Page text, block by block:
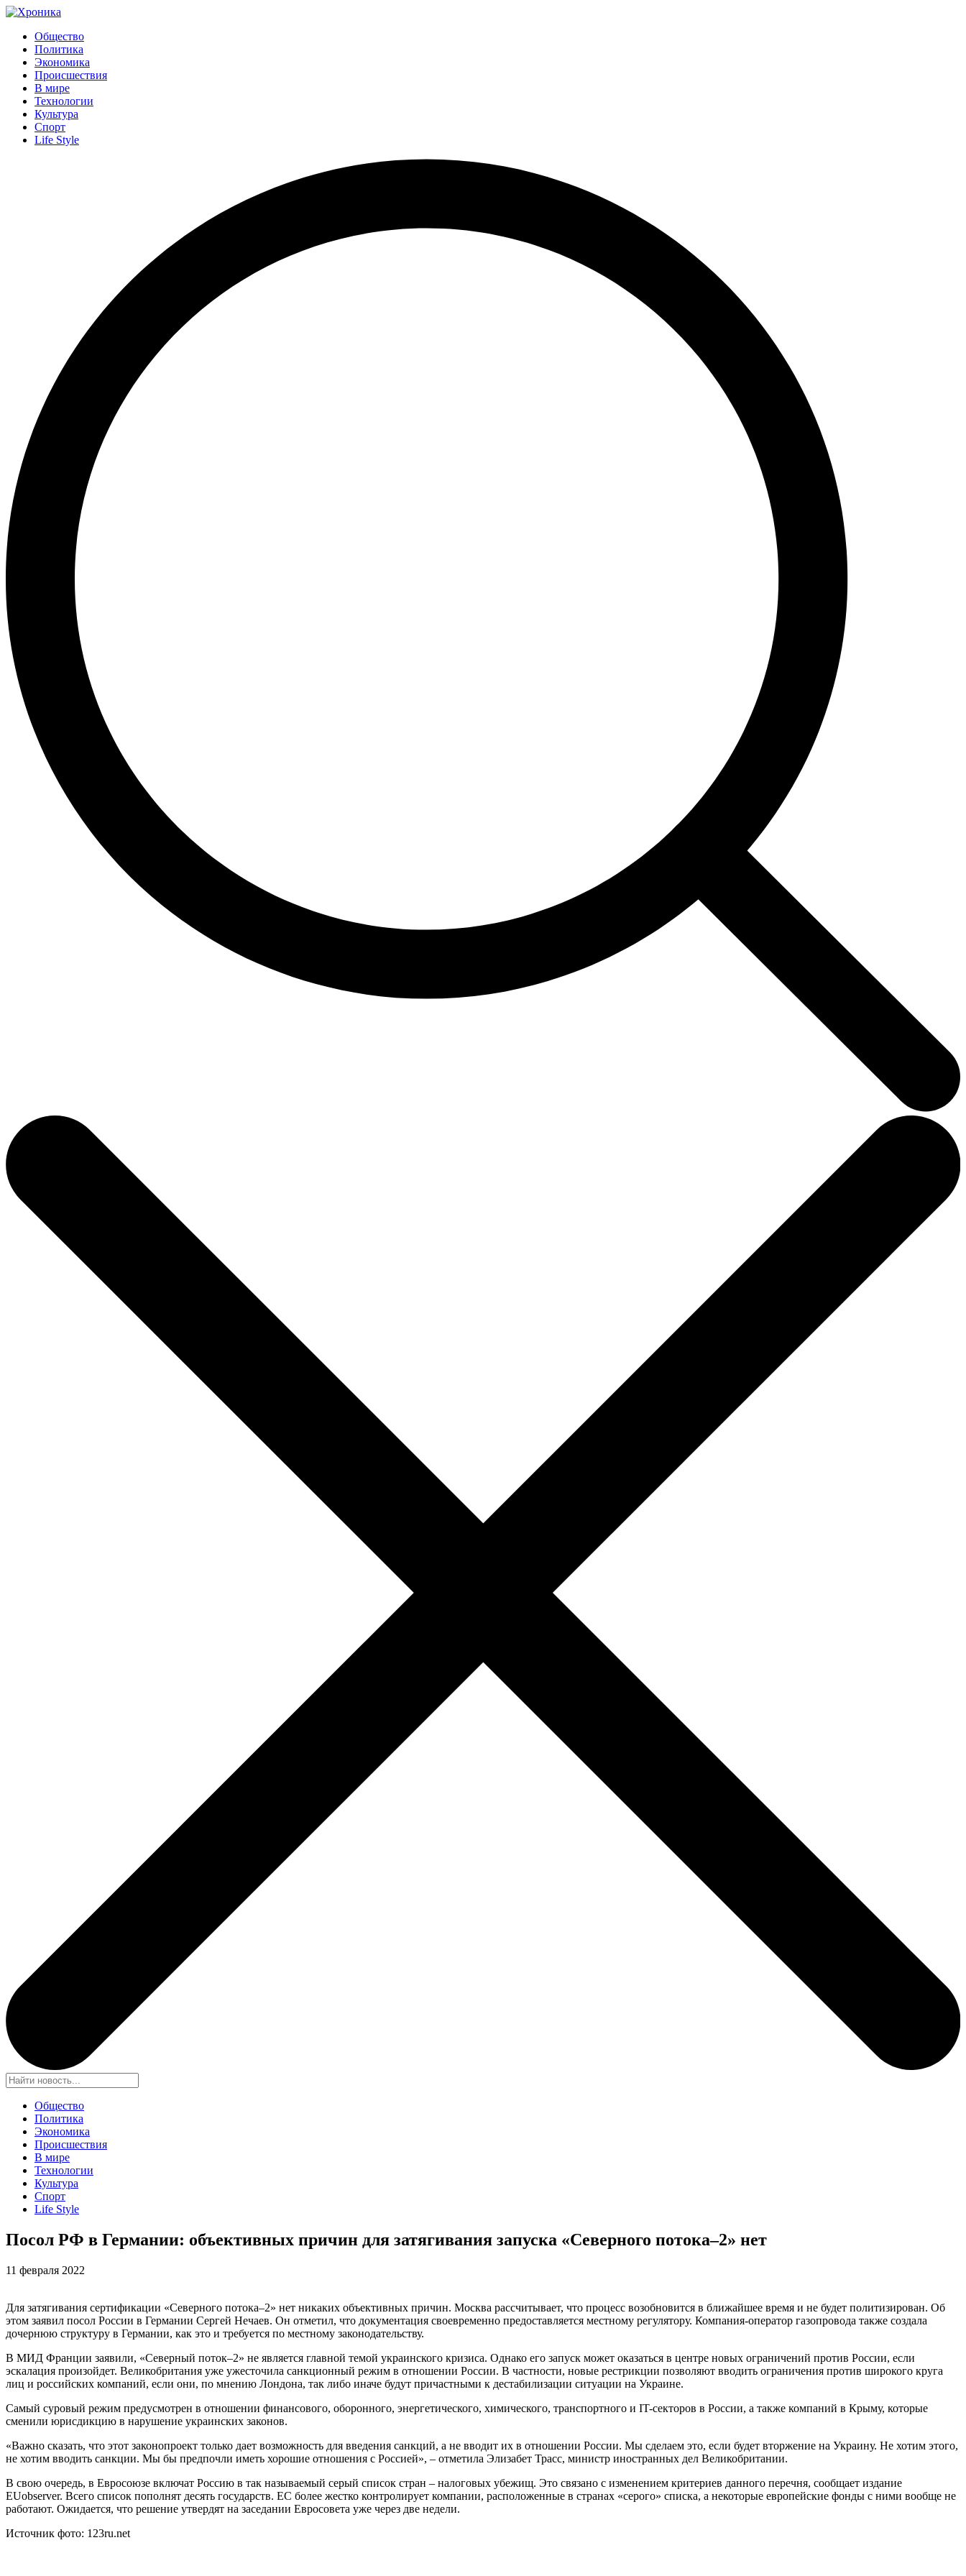
Общество
Политика
Экономика
Происшествия
В мире
Технологии
Культура
Спорт
Life Style
Общество
Политика
Экономика
Происшествия
В мире
Технологии
Культура
Спорт
Life Style
Посол РФ в Германии: объективных причин для затягивания запуска «Северного потока–2» нет
11 февраля 2022
Для затягивания сертификации «Северного потока–2» нет никаких объективных причин. Москва рассчитывает, что процесс возобновится в ближайшее время и не будет политизирован. Об
этом заявил посол России в Германии Сергей Нечаев. Он отметил, что документация своевременно предоставляется местному регулятору. Компания-оператор газопровода также создала
дочернюю структуру в Германии, как это и требуется по местному законодательству.
В МИД Франции заявили, «Северный поток–2» не является главной темой украинского кризиса. Однако его запуск может оказаться в центре новых ограничений против России, если
эскалация произойдет. Великобритания уже ужесточила санкционный режим в отношении России. В частности, новые рестрикции позволяют вводить ограничения против широкого круга
лиц и российских компаний, если они, по мнению Лондона, так либо иначе будут причастными к дестабилизации ситуации на Украине.
Самый суровый режим предусмотрен в отношении финансового, оборонного, энергетического, химического, транспортного и IT-секторов в России, а также компаний в Крыму, которые
сменили юрисдикцию в нарушение украинских законов.
«Важно сказать, что этот законопроект только дает возможность для введения санкций, а не вводит их в отношении России. Мы сделаем это, если будет вторжение на Украину. Не хотим этого,
не хотим вводить санкции. Мы бы предпочли иметь хорошие отношения с Россией», – отметила Элизабет Трасс, министр иностранных дел Великобритании.
В свою очередь, в Евросоюзе включат Россию в так называемый серый список стран – налоговых убежищ. Это связано с изменением критериев данного перечня, сообщает издание
EUobserver. Всего список пополнят десять государств. ЕС более жестко контролирует компании, расположенные в странах «серого» списка, а некоторые европейские фонды с ними вообще не
работают. Ожидается, что решение утвердят на заседании Евросовета уже через две недели.
Источник фото: 123ru.net